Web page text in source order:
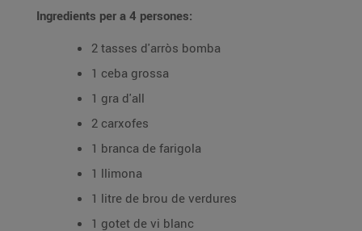
Ingredients per a 4 persones:
2 tasses d'arròs bomba
1 ceba grossa
1 gra d'all
2 carxofes
1 branca de farigola
1 llimona
1 litre de brou de verdures
1 gotet de vi blanc